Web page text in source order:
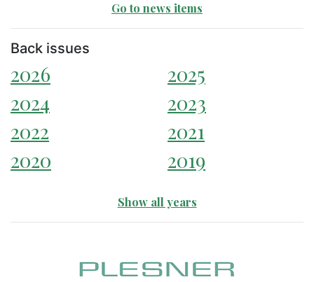
Go to news items
Back issues
2026
2025
2024
2023
2022
2021
2020
2019
Show all years